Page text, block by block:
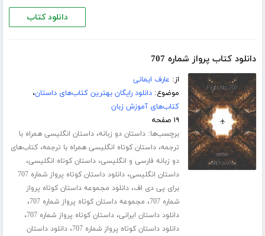
دانلود کتاب
دانلود کتاب پرواز شماره 707
از: عارف ایمانی
موضوع:دانلود رایگان بهترین کتاب‌های داستان،
کتاب‌های آموزش زبان
۱۹ صفحه
برچسب‌ها:داستان دو زبانه،داستان انگلیسی همراه با
ترجمه،داستان کوتاه انگلیسی همراه با ترجمه،کتاب‌های
دو زبانه فارسی و انگلیسی،داستان کوتاه انگلیسی،
داستان انگلیسی،
دانلود داستان کوتاه پرواز شماره 707
برای پی دی اف،دانلود مجموعه داستان کوتاه پرواز
شماره 707
، مجموعه داستان کوتاه پرواز شماره 707 ،
دانلود داستان ایرانی،داستان کوتاه پرواز شماره 707 ،
دانلود داستان کوتاه پرواز شماره 707 ،دانلود داستان